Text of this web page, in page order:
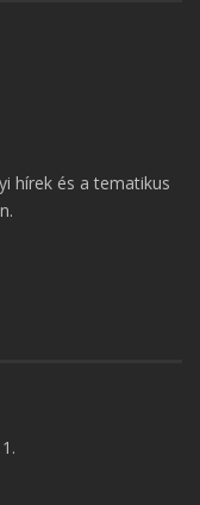
hírek és a tematikus